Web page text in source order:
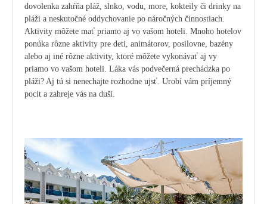
dovolenka zahŕňa pláž, slnko, vodu, more, kokteily či drinky na
pláži a neskutočné oddychovanie po náročných činnostiach.
Aktivity môžete mať priamo aj vo vašom hoteli. Mnoho hotelov
ponúka rôzne aktivity pre deti, animátorov, posilovne, bazény
alebo aj iné rôzne aktivity, ktoré môžete vykonávať aj vy
priamo vo vašom hoteli. Láka vás podvečerná prechádzka po
pláži? Aj tú si nenechajte rozhodne ujsť. Urobí vám príjemný
pocit a zahreje vás na duši.